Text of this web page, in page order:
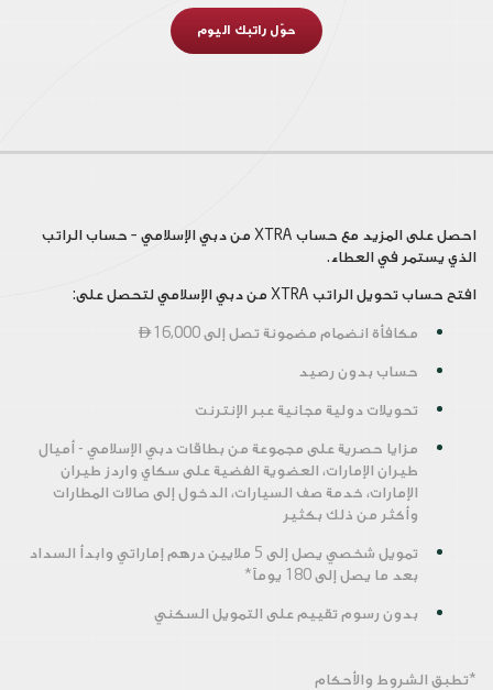
حوّل راتبك اليوم
احصل على المزيد مع حساب XTRA من دبي الإسلامي – حساب الراتب
الذي يستمر في العطاء.
افتح حساب تحويل الراتب XTRA من دبي الإسلامي لتحصل على:
مكافأة انضمام مضمونة تصل إلى 16,000
حساب بدون رصيد
تحويلات دولية مجانية عبر الإنترنت
مزايا حصرية على مجموعة من بطاقات دبي الإسلامي - أميال
طيران الإمارات، العضوية الفضية على سكاي واردز طيران
الإمارات، خدمة صف السيارات، الدخول إلى صالات المطارات
وأكثر من ذلك بكثير
تمويل شخصي يصل إلى 5 ملايين درهم إماراتي وابدأ السداد
بعد ما يصل إلى 180 يوماً*
بدون رسوم تقييم على التمويل السكني
*تطبق الشروط والأحكام